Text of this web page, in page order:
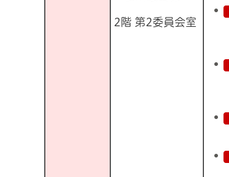
2階 第2委員会室